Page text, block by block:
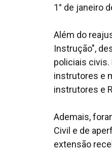
1° de janeiro
Além do
Instrução",
policiais civis.
instrutores e
instrutores e
Ademais,
Civil e de
extensão